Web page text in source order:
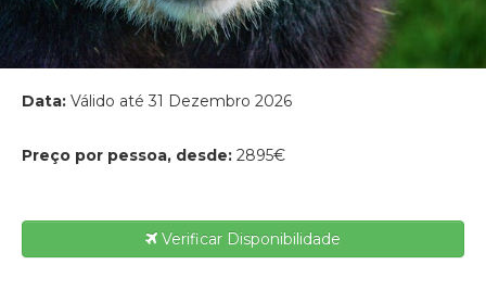
Data: Válido até 31 Dezembro 2026
Preço por pessoa, desde: 2895€
Verificar Disponibilidade